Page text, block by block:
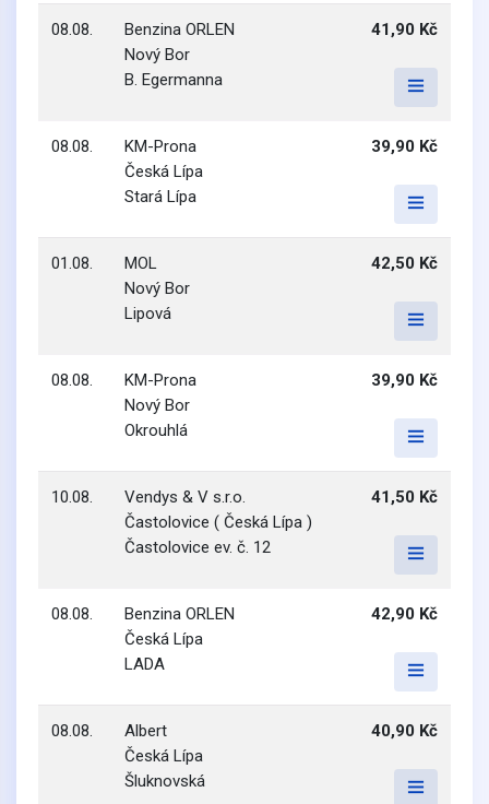
08.08.
Benzina ORLEN
Nový Bor
B. Egermanna
41,90 Kč
08.08.
KM-Prona
Česká Lípa
Stará Lípa
39,90 Kč
01.08.
MOL
Nový Bor
Lipová
42,50 Kč
08.08.
KM-Prona
Nový Bor
Okrouhlá
39,90 Kč
10.08.
Vendys & V s.r.o.
Častolovice ( Česká Lípa )
Častolovice ev. č. 12
41,50 Kč
08.08.
Benzina ORLEN
Česká Lípa
LADA
42,90 Kč
08.08.
Albert
Česká Lípa
Šluknovská
40,90 Kč